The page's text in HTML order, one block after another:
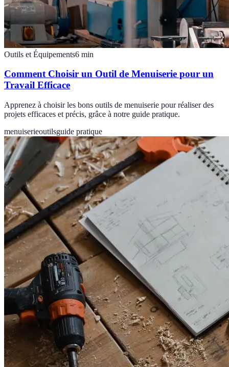
Outils et Équipements6 min
Comment Choisir un Outil de Menuiserie pour un
Travail Efficace
Apprenez à choisir les bons outils de menuiserie pour réaliser des
projets efficaces et précis, grâce à notre guide pratique.
menuiserieoutilsguide pratique